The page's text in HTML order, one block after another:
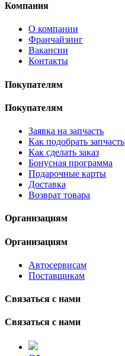
Компания
О компании
Франчайзинг
Вакансии
Контакты
Покупателям
Покупателям
Заявка на запчасть
Как подобрать запчасть
Как сделать заказ
Бонусная программа
Подарочные карты
Доставка
Возврат товара
Организациям
Организациям
Автосервисам
Поставщикам
Связаться с нами
Связаться с нами